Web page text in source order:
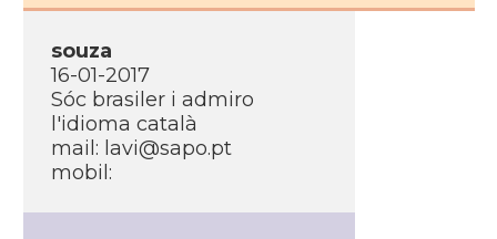
souza
16-01-2017
Sóc brasiler i admiro
l'idioma català
mail: lavi@sapo.pt
mobil: